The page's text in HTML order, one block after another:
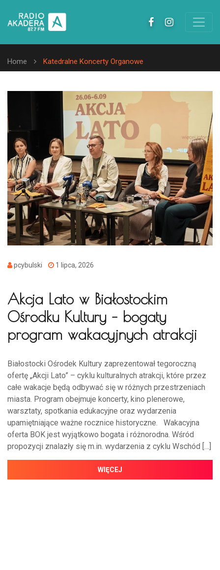
Home Katedralne Koncerty Organowe
pcybulski 1 lipca, 2026
Akcja Lato w Białostockim
Ośrodku Kultury – bogaty
program wakacyjnych atrakcji
Białostocki Ośrodek Kultury zaprezentował tegoroczną
ofertę „Akcji Lato” – cyklu kulturalnych atrakcji, które przez
całe wakacje będą odbywać się w różnych przestrzeniach
miasta. Program obejmuje koncerty, kino plenerowe,
warsztaty, spotkania edukacyjne oraz wydarzenia
upamiętniające ważne rocznice historyczne. Wakacyjna
oferta BOK jest wyjątkowo bogata i różnorodna. Wśród
propozycji znalazły się m.in. wydarzenia z cyklu Wschód […]
WIĘCEJ